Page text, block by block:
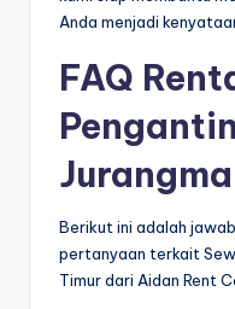
Anda menjadi
FAQ
Pengantin
Berikut ini adalah
pertanyaan terkait
Timur dari Aidan Rent